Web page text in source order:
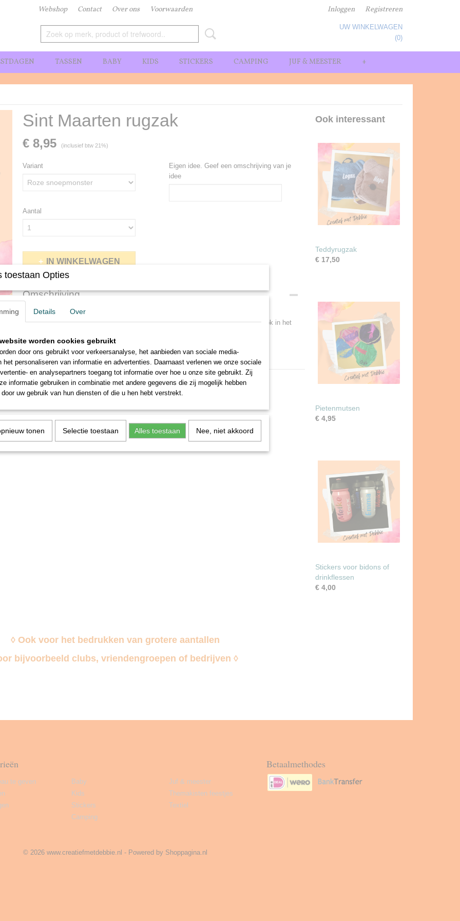
Webshop Contact Over ons Voorwaarden Inloggen Registreren
UW WINKELWAGEN
(0)
TASSEN BABY KIDS STICKERS CAMPING JUF & MEESTER +
Sint Maarten rugzak
€ 8,95 (inclusief btw 21%)
Variant
Eigen idee. Geef een omschrijving van je
idee
Aantal
IN WINKELWAGEN
Omschrijving
11 november is de dag.....dat ieder kind met zijn lampion lopen mag.
Wij maken deze leuke rugzakken mét glow in the dark opdruk zodat de kinderen ook in het
Uiteraard is iedere opdruk mogelijk dus kom maar door met jullie prachtige ideeën.
De rugzakken zijn van 100% katoen en hebben een afmeting van 36x34cm.
€8,95
Ook interessant
Teddyrugzak
€ 17,50
Pietenmutsen
€ 4,95
Stickers voor bidons of
drinkflessen
€ 4,00
◊ Ook voor het bedrukken van grotere aantallen
bijvoorbeeld clubs, vriendengroepen of bedrijven ◊
te geven
Baby
Kids
Stickers
Camping
Juf & meester
Themakisten feestjes
Textiel
Betaalmethodes
© 2026 www.creatiefmetdebbie.nl - Powered by Shoppagina.nl
toestaan Opties
Details Over
worden cookies gebruikt
door ons gebruikt voor verkeersanalyse, het aanbieden van sociale media-
het personaliseren van informatie en advertenties. Daarnaast verlenen we onze sociale
en analysepartners toegang tot informatie over hoe u onze site gebruikt. Zij
informatie gebruiken in combinatie met andere gegevens die zij mogelijk hebben
uw gebruik van hun diensten of die u hen hebt verstrekt.
tonen Selectie toestaan Alles toestaan Nee, niet akkoord